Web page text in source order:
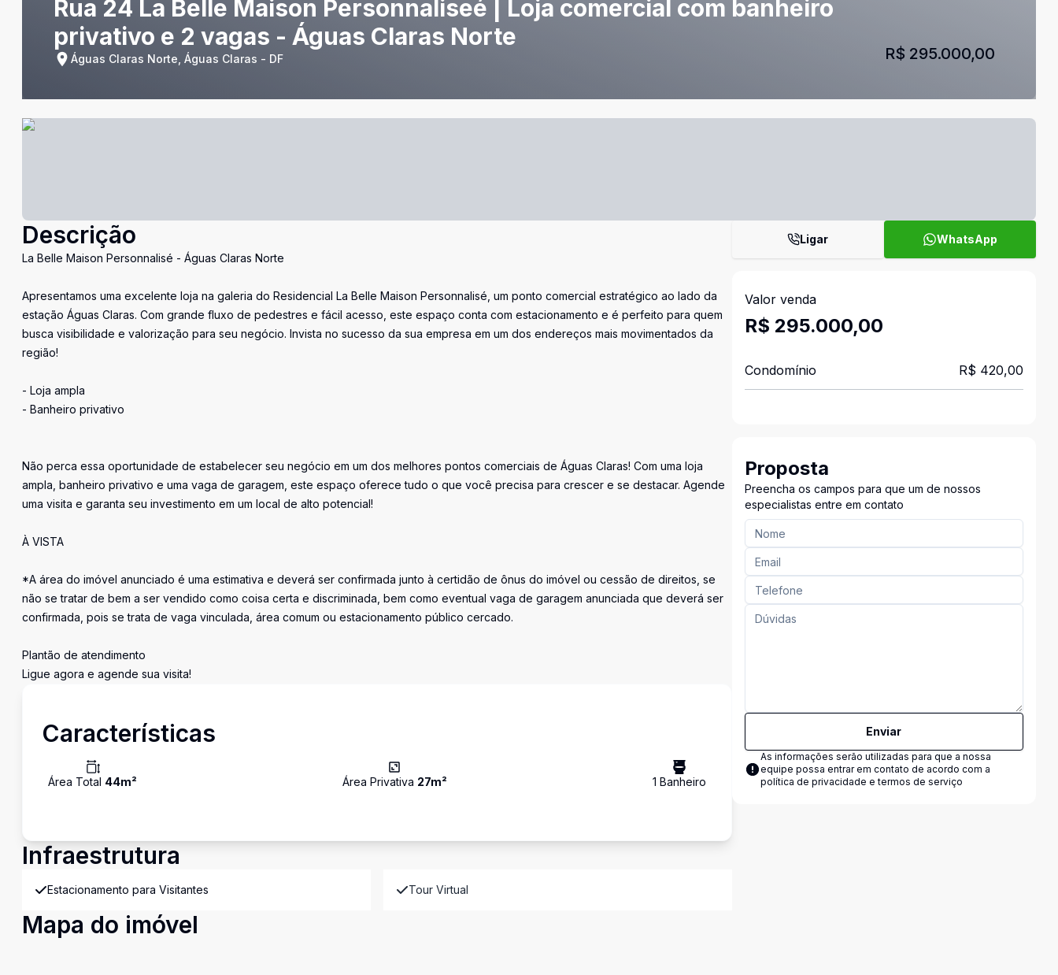
Rua 24 La Belle Maison Personnaliseé | Loja comercial com banheiro
privativo e 2 vagas - Águas Claras Norte
Águas Claras Norte, Águas Claras - DF R$ 295.000,00
Descrição
La Belle Maison Personnalisé - Águas Claras Norte
Apresentamos uma excelente loja na galeria do Residencial La Belle Maison Personnalisé, um ponto comercial estratégico ao lado da
estação Águas Claras. Com grande fluxo de pedestres e fácil acesso, este espaço conta com estacionamento e é perfeito para quem
busca visibilidade e valorização para seu negócio. Invista no sucesso da sua empresa em um dos endereços mais movimentados da
região!
- Loja ampla
- Banheiro privativo
Não perca essa oportunidade de estabelecer seu negócio em um dos melhores pontos comerciais de Águas Claras! Com uma loja
ampla, banheiro privativo e uma vaga de garagem, este espaço oferece tudo o que você precisa para crescer e se destacar. Agende
uma visita e garanta seu investimento em um local de alto potencial!
À VISTA
*A área do imóvel anunciado é uma estimativa e deverá ser confirmada junto à certidão de ônus do imóvel ou cessão de direitos, se
não se tratar de bem a ser vendido como coisa certa e discriminada, bem como eventual vaga de garagem anunciada que deverá ser
confirmada, pois se trata de vaga vinculada, área comum ou estacionamento público cercado.
Plantão de atendimento
Ligue agora e agende sua visita!
Características
Área Total 44m² Área Privativa 27m² 1 Banheiro
Infraestrutura
Estacionamento para Visitantes Tour Virtual
Mapa do imóvel
Ligar WhatsApp
Valor venda
R$ 295.000,00
Condomínio R$ 420,00
Proposta
Preencha os campos para que um de nossos
especialistas entre em contato
Enviar
As informações serão utilizadas para que a nossa
equipe possa entrar em contato de acordo com a
política de privacidade e termos de serviço